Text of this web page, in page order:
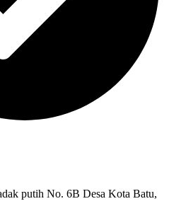
putih No. 6B Desa Kota Batu,